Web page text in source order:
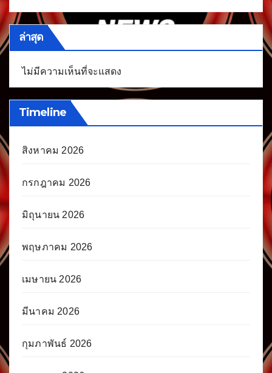
ล่าสุด
ไม่มีความเห็นที่จะแสดง
Timeline
สิงหาคม 2026
กรกฎาคม 2026
มิถุนายน 2026
พฤษภาคม 2026
เมษายน 2026
มีนาคม 2026
กุมภาพันธ์ 2026